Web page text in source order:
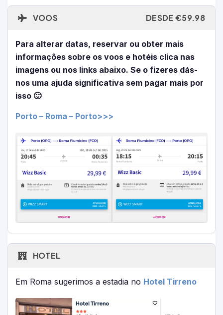
VOOS DESDE €59.98
Para alterar datas, reservar ou obter mais
informações sobre os voos e hotéis clica nas
imagens ou nos links abaixo. Se o fizeres dás-
nos uma ajuda significativa sem pagar mais por
isso 🙂
Porto – Roma – Porto>>>
HOTEL
Em Roma sugerimos a estadia no Hotel Tirreno